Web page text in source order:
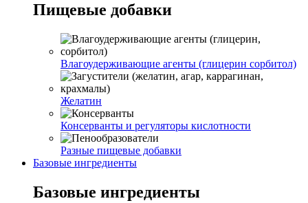
Пищевые добавки
Влагоудерживающие агенты (глицерин сорбитол)
Желатин
Консерванты и регуляторы кислотности
Разные пищевые добавки
Базовые ингредиенты
Базовые ингредиенты